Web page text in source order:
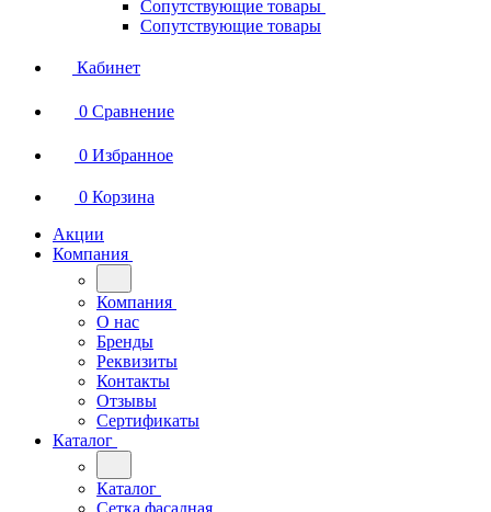
Сопутствующие товары
Сопутствующие товары
Кабинет
0 Сравнение
0 Избранное
0 Корзина
Акции
Компания
Компания
О нас
Бренды
Реквизиты
Контакты
Отзывы
Сертификаты
Каталог
Каталог
Сетка фасадная